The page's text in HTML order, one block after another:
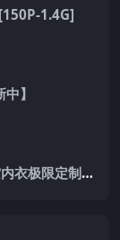
1.4G]
】
[主播]虎牙主播车老板付费高级群真空内衣极限定制8分19